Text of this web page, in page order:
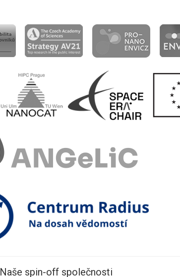
Naše spin-off společnosti